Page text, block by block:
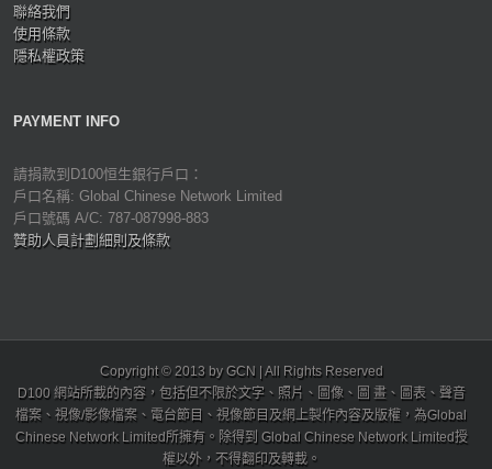
聯絡我們
使用條款
隱私權政策
PAYMENT INFO
請捐款到D100恒生銀行戶口：
戶口名稱: Global Chinese Network Limited
戶口號碼 A/C: 787-087998-883
贊助人員計劃細則及條款
Copyright © 2013 by GCN | All Rights Reserved
D100 網站所載的內容，包括但不限於文字、照片、圖像、圖 畫、圖表、聲音
檔案、視像/影像檔案、電台節目、視像節目及網上製作內容及版權，為Global
Chinese Network Limited所擁有。除得到 Global Chinese Network Limited授
權以外，不得翻印及轉載。